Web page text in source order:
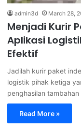
admin3d March 28,
Menjadi Kurir
Aplikasi
Efektif
Jadilah kurir paket
logistik pihak ketiga
penghasilan
Read More »